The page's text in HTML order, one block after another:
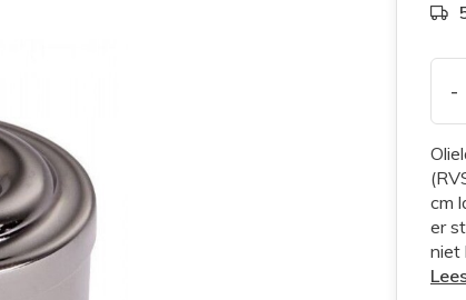
-
cm
er
niet